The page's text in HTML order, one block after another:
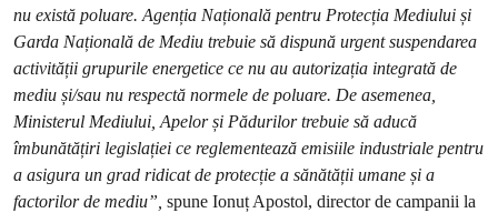
nu există poluare. Agenția Națională pentru Protecția Mediului și
Garda Națională de Mediu trebuie să dispună urgent suspendarea
activității grupurile energetice ce nu au autorizația integrată de
mediu și/sau nu respectă normele de poluare. De asemenea,
Ministerul Mediului, Apelor și Pădurilor trebuie să aducă
îmbunătățiri legislației ce reglementează emisiile industriale pentru
a asigura un grad ridicat de protecție a sănătății umane și a
factorilor de mediu”, spune Ionuț Apostol, director de campanii la